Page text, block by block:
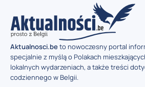
Aktualnosci.beto nowoczesny portal
specjalnie z myślą o Polakach
lokalnych wydarzeniach, a także treści
codziennego w Belgii.